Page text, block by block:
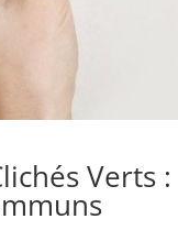
Verts